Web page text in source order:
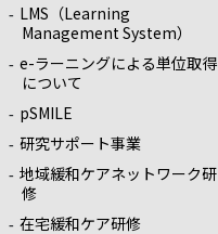
LMS（Learning
Management System）
e-ラーニングによる単位取得
について
pSMILE
研究サポート事業
地域緩和ケアネットワーク研
修
在宅緩和ケア研修